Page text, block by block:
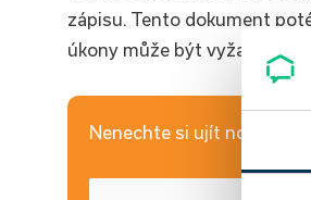
zápisu. Tento dokument
úkony může být
Nenechte si ujít novinky z